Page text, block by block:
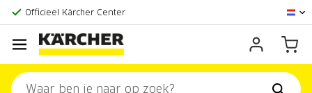
Officieel Kärcher Center
Klantenscore:9,3/10